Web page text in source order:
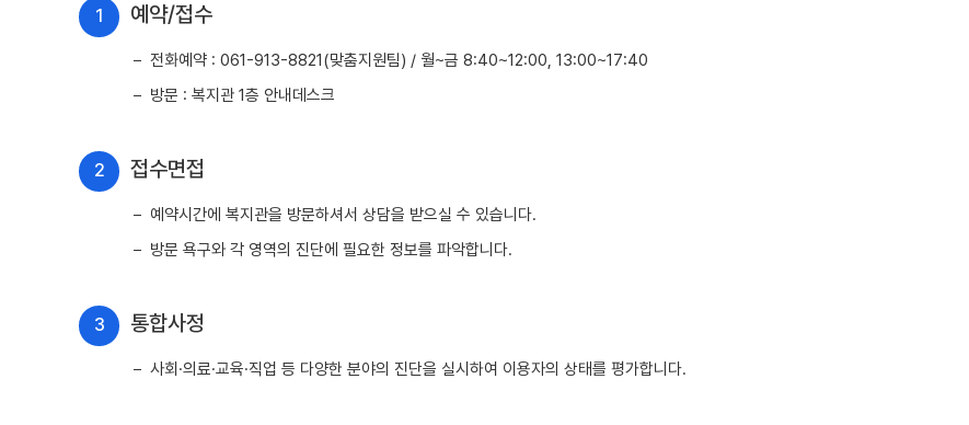
1 예약/접수
전화예약 : 061-913-8821(맞춤지원팀) / 월~금 8:40~12:00, 13:00~17:40
방문 : 복지관 1층 안내데스크
2 접수면접
예약시간에 복지관을 방문하셔서 상담을 받으실 수 있습니다.
방문 욕구와 각 영역의 진단에 필요한 정보를 파악합니다.
3 통합사정
사회·의료·교육·직업 등 다양한 분야의 진단을 실시하여 이용자의 상태를 평가합니다.